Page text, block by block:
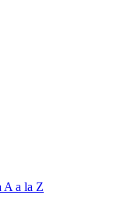
A a la Z